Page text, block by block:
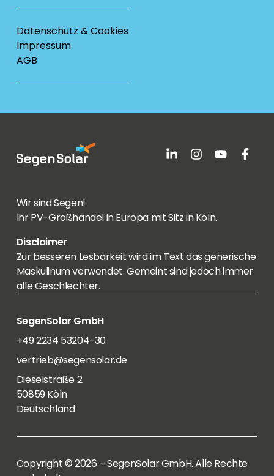
Datenschutz & Cookies
Impressum
AGB
Wir sind Segen!
Ihr PV-Großhandel in Europa mit Sitz in Köln.
Disclaimer
Zur besseren Lesbarkeit wird im Text das generische
Maskulinum verwendet. Gemeint sind jedoch immer
alle Geschlechter.
SegenSolar GmbH
+49 2234 53204-30
vertrieb@segensolar.de
Dieselstraße 2
50859 Köln
Deutschland
Copyright © 2026 – SegenSolar GmbH. Alle Rechte